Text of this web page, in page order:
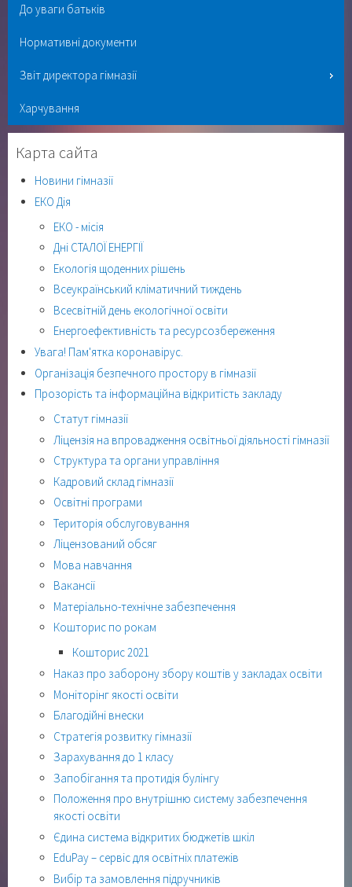
До уваги батьків
Нормативні документи
Звіт директора гімназії
Харчування
Карта сайта
Новини гімназії
ЕКО Дія
ЕКО - місія
Дні СТАЛОЇ ЕНЕРГІЇ
Екологія щоденних рішень
Всеукраїнський кліматичний тиждень
Всесвітній день екологічної освіти
Енергоефективність та ресурсозбереження
Увага! Пам'ятка коронавірус.
Організація безпечного простору в гімназії
Прозорість та інформаційна відкритість закладу
Статут гімназії
Ліцензія на впровадження освітньої діяльності гімназії
Структура та органи управління
Кадровий склад гімназії
Освітні програми
Територія обслуговування
Ліцензований обсяг
Мова навчання
Вакансії
Матеріально-технічне забезпечення
Кошторис по рокам
Кошторис 2021
Наказ про заборону збору коштів у закладах освіти
Моніторінг якості освіти
Благодійні внески
Стратегія розвитку гімназії
Зарахування до 1 класу
Запобігання та протидія булінгу
Положення про внутрішню систему забезпечення
якості освіти
Єдина система відкритих бюджетів шкіл
EduPay – сервіс для освітніх платежів
Вибір та замовлення підручників